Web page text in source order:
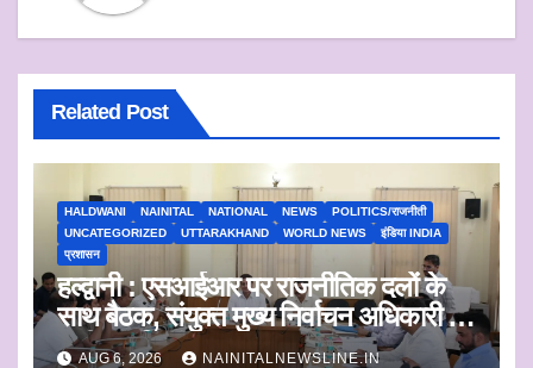
Related Post
HALDWANI NAINITAL NATIONAL NEWS
POLITICS/राजनीती
UNCATEGORIZED
UTTARAKHAND WORLD NEWS
इंडिया INDIA
प्रशासन
हल्द्वानी : एसआईआर पर राजनीतिक दलों के
साथ बैठक, संयुक्त मुख्य निर्वाचन अधिकारी ने
सुनी आपत्तियां
AUG 6, 2026 NAINITALNEWSLINE.IN